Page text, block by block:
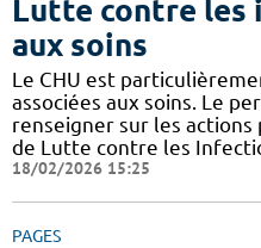
Lutte contre les
aux soins
Le CHU est
associées aux soins. Le
renseigner sur les actions
de Lutte contre les
18/02/2026 15:25
PAGES